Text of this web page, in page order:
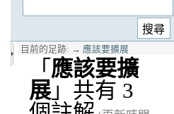
目前的足跡: → 應該要擴展
「 應該要擴
展 」共有 3